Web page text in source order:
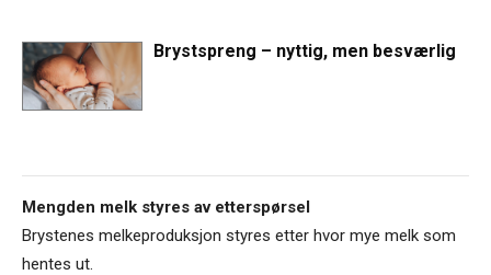
Brystspreng – nyttig, men besværlig
Mengden melk styres av etterspørsel
Brystenes melkeproduksjon styres etter hvor mye melk som
hentes ut.